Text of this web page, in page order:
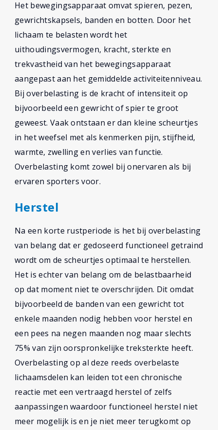
Het bewegingsapparaat omvat spieren, pezen,
gewrichtskapsels, banden en botten. Door het
lichaam te belasten wordt het
uithoudingsvermogen, kracht, sterkte en
trekvastheid van het bewegingsapparaat
aangepast aan het gemiddelde activiteitenniveau.
Bij overbelasting is de kracht of intensiteit op
bijvoorbeeld een gewricht of spier te groot
geweest. Vaak ontstaan er dan kleine scheurtjes
in het weefsel met als kenmerken pijn, stijfheid,
warmte, zwelling en verlies van functie.
Overbelasting komt zowel bij onervaren als bij
ervaren sporters voor.
Herstel
Na een korte rustperiode is het bij overbelasting
van belang dat er gedoseerd functioneel getraind
wordt om de scheurtjes optimaal te herstellen.
Het is echter van belang om de belastbaarheid
op dat moment niet te overschrijden. Dit omdat
bijvoorbeeld de banden van een gewricht tot
enkele maanden nodig hebben voor herstel en
een pees na negen maanden nog maar slechts
75% van zijn oorspronkelijke treksterkte heeft.
Overbelasting op al deze reeds overbelaste
lichaamsdelen kan leiden tot een chronische
reactie met een vertraagd herstel of zelfs
aanpassingen waardoor functioneel herstel niet
meer mogelijk is en je niet meer terugkomt op